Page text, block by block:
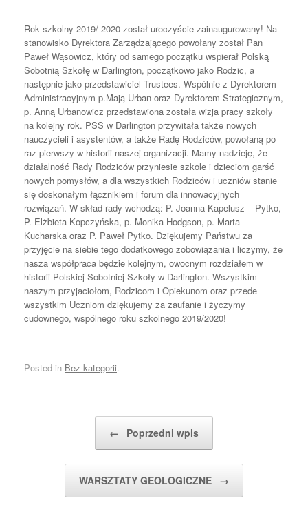
Rok szkolny 2019/ 2020 został uroczyście zainaugurowany! Na
stanowisko Dyrektora Zarządzającego powołany został Pan
Paweł Wąsowicz, który od samego początku wspierał Polską
Sobotnią Szkołę w Darlington, początkowo jako Rodzic, a
następnie jako przedstawiciel Trustees. Wspólnie z Dyrektorem
Administracyjnym p.Mają Urban oraz Dyrektorem Strategicznym,
p. Anną Urbanowicz przedstawiona została wizja pracy szkoły
na kolejny rok. PSS w Darlington przywitała także nowych
nauczycieli i asystentów, a także Radę Rodziców, powołaną po
raz pierwszy w historii naszej organizacji. Mamy nadzieję, że
działalność Rady Rodziców przyniesie szkole i dzieciom garść
nowych pomysłów, a dla wszystkich Rodziców i uczniów stanie
się doskonałym łącznikiem i forum dla innowacyjnych
rozwiązań. W skład rady wchodzą: P. Joanna Kapelusz – Pytko,
P. Elżbieta Kopczyńska, p. Monika Hodgson, p. Marta
Kucharska oraz P. Paweł Pytko. Dziękujemy Państwu za
przyjęcie na siebie tego dodatkowego zobowiązania i liczymy, że
nasza współpraca będzie kolejnym, owocnym rozdziałem w
historii Polskiej Sobotniej Szkoły w Darlington. Wszystkim
naszym przyjaciołom, Rodzicom i Opiekunom oraz przede
wszystkim Uczniom dziękujemy za zaufanie i życzymy
cudownego, wspólnego roku szkolnego 2019/2020!
Posted in Bez kategorii.
← Poprzedni wpis
WARSZTATY GEOLOGICZNE →